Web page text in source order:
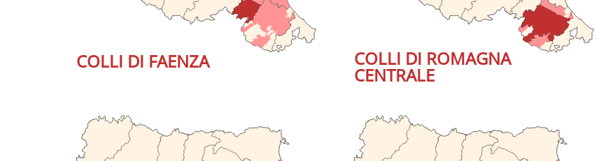
COLLI DI FAENZA COLLI DI ROMAGNA
CENTRALE